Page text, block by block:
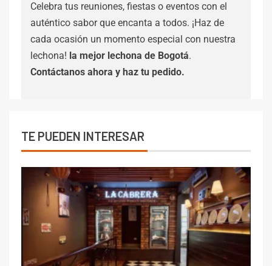
Celebra tus reuniones, fiestas o eventos con el
auténtico sabor que encanta a todos. ¡Haz de
cada ocasión un momento especial con nuestra
lechona! la mejor lechona de Bogotá.
Contáctanos ahora y haz tu pedido.
TE PUEDEN INTERESAR